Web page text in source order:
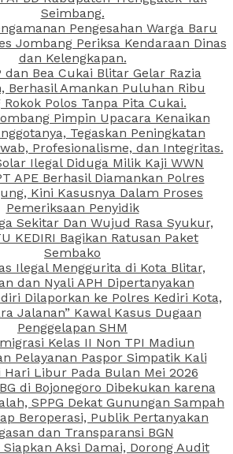
Seimbang.
Pengesahan Warga Baru
Jombang Periksa Kendaraan Dinas
dan Kelengkapan.
dan Bea Cukai Blitar Gelar Razia
Berhasil Amankan Puluhan Ribu
Rokok Polos Tanpa Pita Cukai.
Pimpin Upacara Kenaikan
Tegaskan Peningkatan
Profesionalisme, dan Integritas.
Ilegal Diduga Milik Kaji WWN
APE Berhasil Diamankan Polres
Kini Kasusnya Dalam Proses
Pemeriksaan Penyidik
Sekitar Dan Wujud Rasa Syukur,
KEDIRI Bagikan Ratusan Paket
Sembako
Ilegal Menggurita di Kota Blitar,
dan Nyali APH Dipertanyakan
Dilaporkan ke Polres Kediri Kota,
Jalanan” Kawal Kasus Dugaan
Penggelapan SHM
Kelas II Non TPI Madiun
Pelayanan Paspor Simpatik Kali
Hari Libur Pada Bulan Mei 2026
di Bojonegoro Dibekukan karena
SPPG Dekat Gunungan Sampah
Beroperasi, Publik Pertanyakan
dan Transparansi BGN
Siapkan Aksi Damai, Dorong Audit